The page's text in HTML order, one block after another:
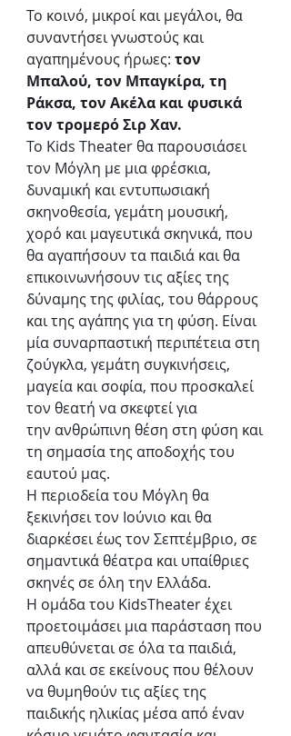
Το κοινό, μικροί και μεγάλοι, θα
συναντήσει γνωστούς και
αγαπημένους ήρωες: τον
Μπαλού, τον Μπαγκίρα, τη
Ράκσα, τον Ακέλα και φυσικά
τον τρομερό Σιρ Χαν.
Το Kids Theater θα παρουσιάσει
τον Μόγλη με μια φρέσκια,
δυναμική και εντυπωσιακή
σκηνοθεσία, γεμάτη μουσική,
χορό και μαγευτικά σκηνικά, που
θα αγαπήσουν τα παιδιά και θα
επικοινωνήσουν τις αξίες της
δύναμης της φιλίας, του θάρρους
και της αγάπης για τη φύση. Είναι
μία συναρπαστική περιπέτεια στη
ζούγκλα, γεμάτη συγκινήσεις,
μαγεία και σοφία, που προσκαλεί
τον θεατή να σκεφτεί για
την ανθρώπινη θέση στη φύση και
τη σημασία της αποδοχής του
εαυτού μας.
Η περιοδεία του Μόγλη θα
ξεκινήσει τον Ιούνιο και θα
διαρκέσει έως τον Σεπτέμβριο, σε
σημαντικά θέατρα και υπαίθριες
σκηνές σε όλη την Ελλάδα.
Η ομάδα του KidsTheater έχει
προετοιμάσει μια παράσταση που
απευθύνεται σε όλα τα παιδιά,
αλλά και σε εκείνους που θέλουν
να θυμηθούν τις αξίες της
παιδικής ηλικίας μέσα από έναν